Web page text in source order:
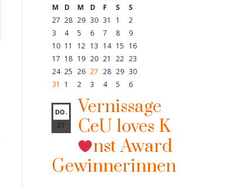
M
D M D F S
S
27 28 29 30 31 1
2
3
4 5 6 7 8
9
10 11 12 13 14 15 16
17 18 19 20 21 22 23
24 25 26 27 28 29 30
31
1 2 3 4 5 6
DO.
27
Vernissage
CeU loves K
nst Award
Gewinnerinnen